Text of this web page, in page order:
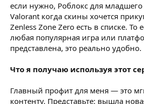
если нужно, Роблокс для младшего
Valorant когда скины хочется
Zenless Zone Zero есть в списке. То
любая популярная игра или
представлена, это реально удобно.
Что я получаю используя этот
Главный профит для меня — это
контенту. Представьте: вышла